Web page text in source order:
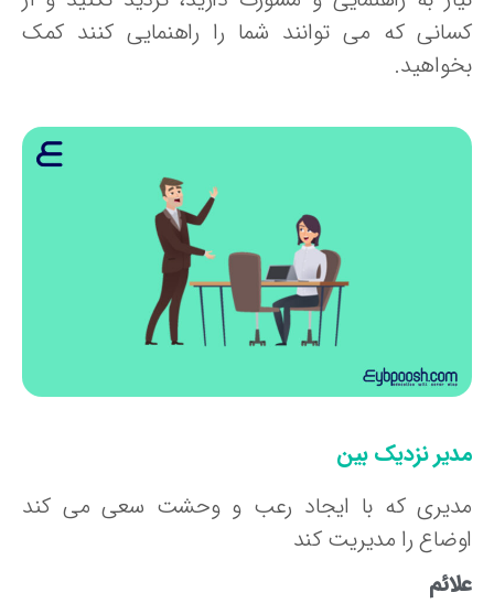
که می توانند شما را راهنمایی کنند کمک
نزدیک بین
که با ایجاد رعب و وحشت سعی می کند
را مدیریت کند